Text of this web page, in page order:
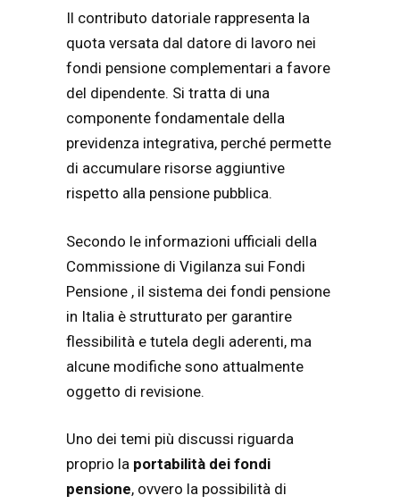
Il contributo datoriale rappresenta la
quota versata dal datore di lavoro nei
fondi pensione complementari a favore
del dipendente. Si tratta di una
componente fondamentale della
previdenza integrativa, perché permette
di accumulare risorse aggiuntive
rispetto alla pensione pubblica.
Secondo le informazioni ufficiali della
Commissione di Vigilanza sui Fondi
Pensione , il sistema dei fondi pensione
in Italia è strutturato per garantire
flessibilità e tutela degli aderenti, ma
alcune modifiche sono attualmente
oggetto di revisione.
Uno dei temi più discussi riguarda
proprio la portabilità dei fondi
pensione, ovvero la possibilità di